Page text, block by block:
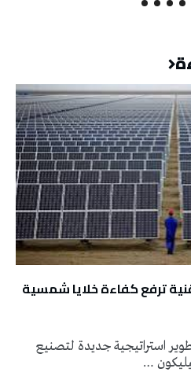
ترفع كفاءة خلايا شمسية
استراتيجية جديدة لتصنيع
…